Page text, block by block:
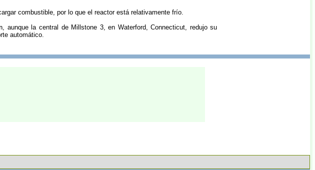
combustible, por lo que el reactor está relativamente frío.
aunque la central de Millstone 3, en Waterford, Connecticut, redujo su
automático.